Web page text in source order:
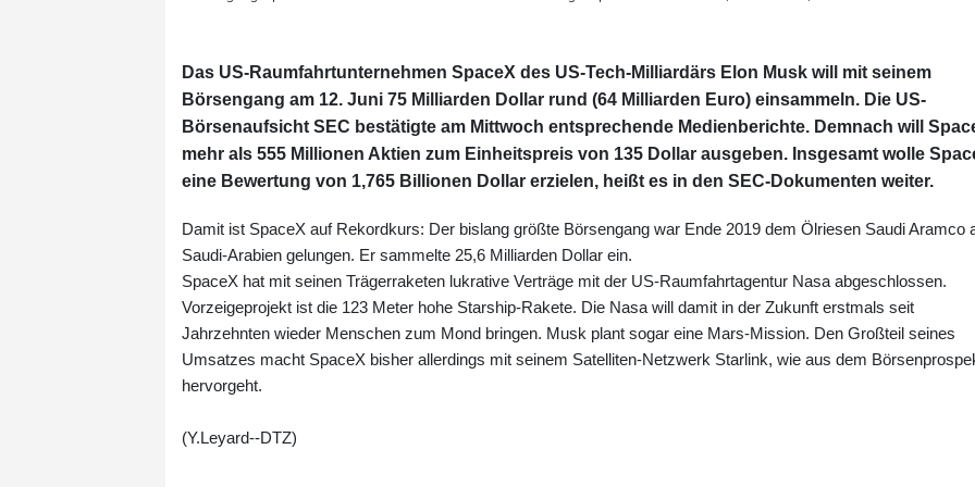
Das US-Raumfahrtunternehmen SpaceX des US-Tech-Milliardärs Elon Musk will mit seinem
Börsengang am 12. Juni 75 Milliarden Dollar rund (64 Milliarden Euro) einsammeln. Die US-
Börsenaufsicht SEC bestätigte am Mittwoch entsprechende Medienberichte. Demnach will
mehr als 555 Millionen Aktien zum Einheitspreis von 135 Dollar ausgeben. Insgesamt wolle
eine Bewertung von 1,765 Billionen Dollar erzielen, heißt es in den SEC-Dokumenten weiter.
Damit ist SpaceX auf Rekordkurs: Der bislang größte Börsengang war Ende 2019 dem Ölriesen Saudi Aramco
Saudi-Arabien gelungen. Er sammelte 25,6 Milliarden Dollar ein.
SpaceX hat mit seinen Trägerraketen lukrative Verträge mit der US-Raumfahrtagentur Nasa abgeschlossen.
Vorzeigeprojekt ist die 123 Meter hohe Starship-Rakete. Die Nasa will damit in der Zukunft erstmals seit
Jahrzehnten wieder Menschen zum Mond bringen. Musk plant sogar eine Mars-Mission. Den Großteil seines
Umsatzes macht SpaceX bisher allerdings mit seinem Satelliten-Netzwerk Starlink, wie aus dem
hervorgeht.
(Y.Leyard--DTZ)